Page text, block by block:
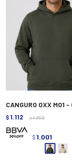
CANGURO OXX M01 -
$ 1.112 $ 1.390
$ 1.001